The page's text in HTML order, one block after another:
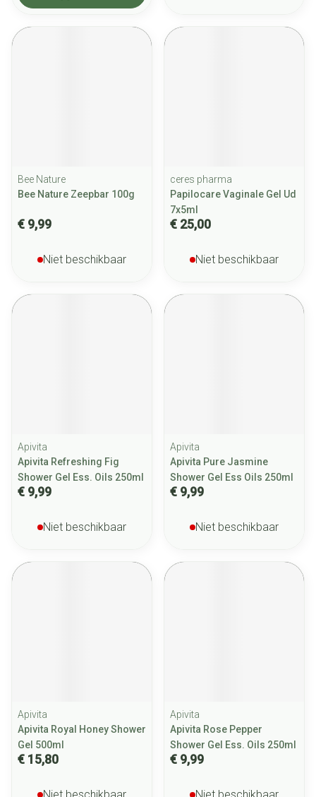
Bee Nature
Bee Nature Zeepbar 100g
€ 9,99
Niet beschikbaar
ceres pharma
Papilocare Vaginale Gel Ud
7x5ml
€ 25,00
Niet beschikbaar
Apivita
Apivita Refreshing Fig
Shower Gel Ess. Oils 250ml
€ 9,99
Niet beschikbaar
Apivita
Apivita Pure Jasmine
Shower Gel Ess Oils 250ml
€ 9,99
Niet beschikbaar
Apivita
Apivita Royal Honey Shower
Gel 500ml
€ 15,80
Apivita
Apivita Rose Pepper
Shower Gel Ess. Oils 250ml
€ 9,99